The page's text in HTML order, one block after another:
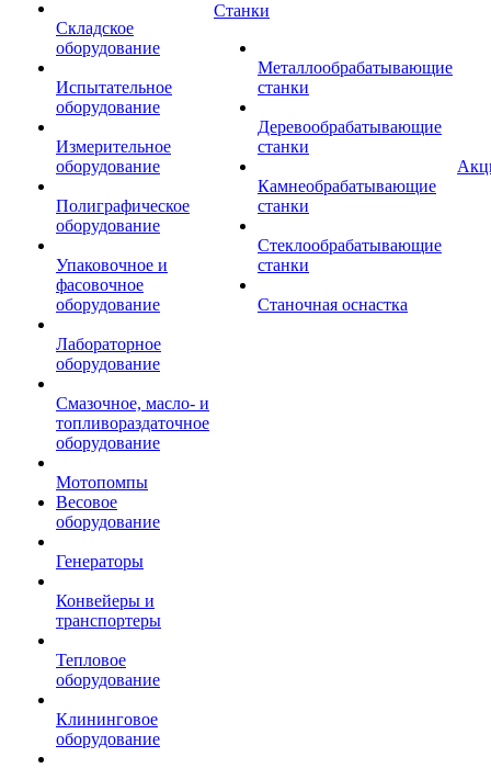
Складское
оборудование
Испытательное
оборудование
Измерительное
оборудование
Полиграфическое
оборудование
Упаковочное и
фасовочное
оборудование
Лабораторное
оборудование
Смазочное, масло- и
топливораздаточное
оборудование
Мотопомпы
Весовое
оборудование
Генераторы
Конвейеры и
транспортеры
Тепловое
оборудование
Клининговое
оборудование
Станки
Металлообрабатывающие
станки
Деревообрабатывающие
станки
Камнеобрабатывающие
станки
Стеклообрабатывающие
станки
Станочная оснастка